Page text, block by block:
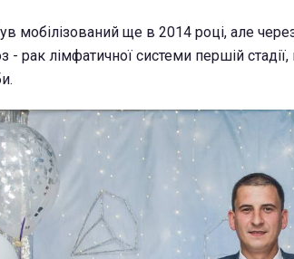
мобілізований ще в 2014 році, але
- рак лімфатичної системи першій